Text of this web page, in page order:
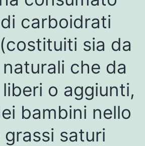
carboidrati
sia da
che da
o aggiunti,
bambini nello
saturi